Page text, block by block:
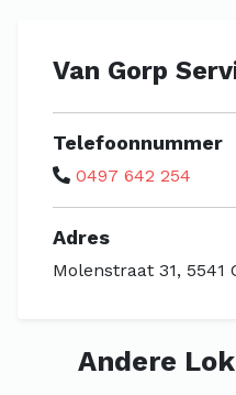
Van Gorp
Telefoonnummer
0497 642 254
Adres
Molenstraat 31, 5541
Andere